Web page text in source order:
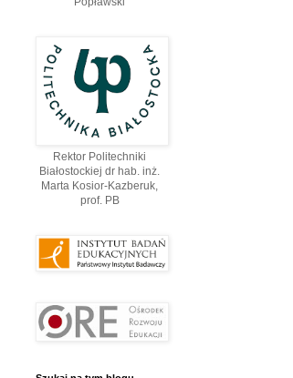
Rektor Politechniki
Białostockiej dr hab. inż.
Marta Kosior-Kazberuk,
prof. PВ